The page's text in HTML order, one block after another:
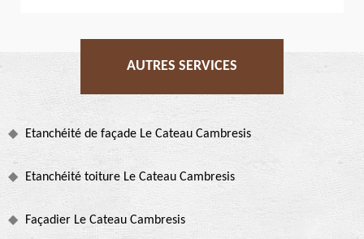
AUTRES SERVICES
Etanchéité de façade Le Cateau Cambresis
Etanchéité toiture Le Cateau Cambresis
Façadier Le Cateau Cambresis